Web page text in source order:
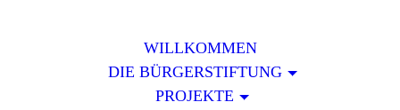
WILLKOMMEN
DIE BÜRGERSTIFTUNG
PROJEKTE